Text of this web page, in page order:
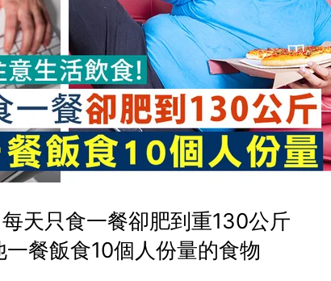
每天只食一餐卻肥到重130公斤
餐飯食10個人份量的食物